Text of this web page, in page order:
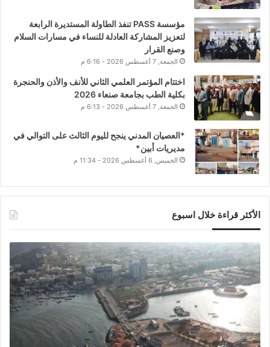
مؤسسة PASS تنفذ الطاولة المستديرة الرابعة
لتعزيز المشاركة العادلة للنساء في مسارات السلام
وصنع القرار
الجمعة, 7 أغسطس 2026 - 6:16 م
اختتام المؤتمر العلمي الثاني للأنف والأذن والحنجرة
بكلية الطب بجامعة صنعاء 2026
الجمعة, 7 أغسطس 2026 - 6:13 م
*العصيان المدني ينجح لليوم الثالث على التوالي في
مديريات أبين*
الخميس, 6 أغسطس 2026 - 11:34 م
الأكثر قراءة خلال اسبوع